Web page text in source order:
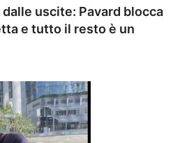
uscite: Pavard blocca
e tutto il resto è un